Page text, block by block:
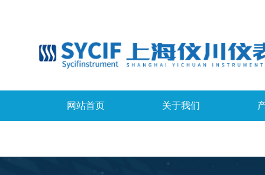
网站首页 关于我们